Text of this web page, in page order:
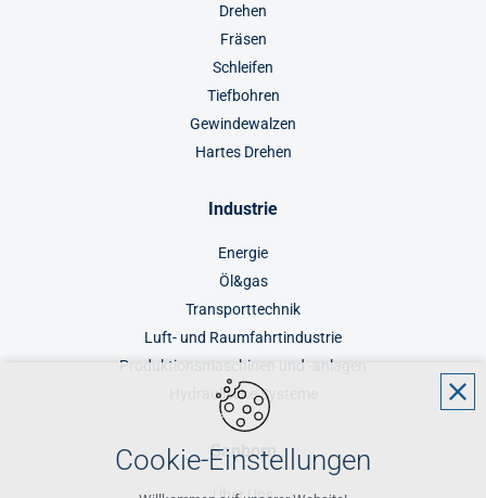
Drehen
Fräsen
Schleifen
Tiefbohren
Gewindewalzen
Hartes Drehen
Industrie
Energie
Öl&gas
Transporttechnik
Luft- und Raumfahrtindustrie
Produktionsmaschinen und -anlagen
Hydraulische Systeme
Sanborn
Über Uns
Cookie-Einstellungen